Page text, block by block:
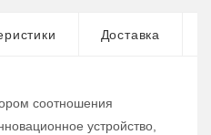
Доставка
соотношения
устройство,